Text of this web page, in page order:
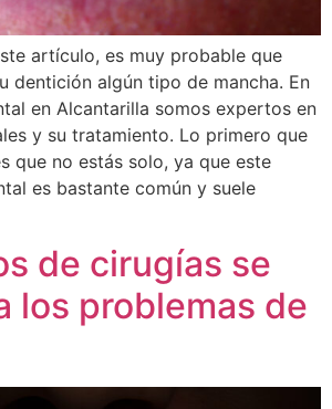
artículo, es muy probable que
dentición algún tipo de mancha. En
en Alcantarilla somos expertos en
y su tratamiento. Lo primero que
que no estás solo, ya que este
es bastante común y suele
de cirugías se
los problemas de